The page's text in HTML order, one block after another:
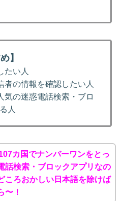
】
たい人
者の情報を確認したい人
気の迷惑電話検索・ブロ
人
カ国でナンバーワンをとっ
話検索・ブロックアプリなの
ろおかしい日本語を除けば
〜！